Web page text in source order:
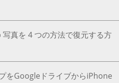
真を 4 つの方法で復元する方
をGoogleドライブからiPhone